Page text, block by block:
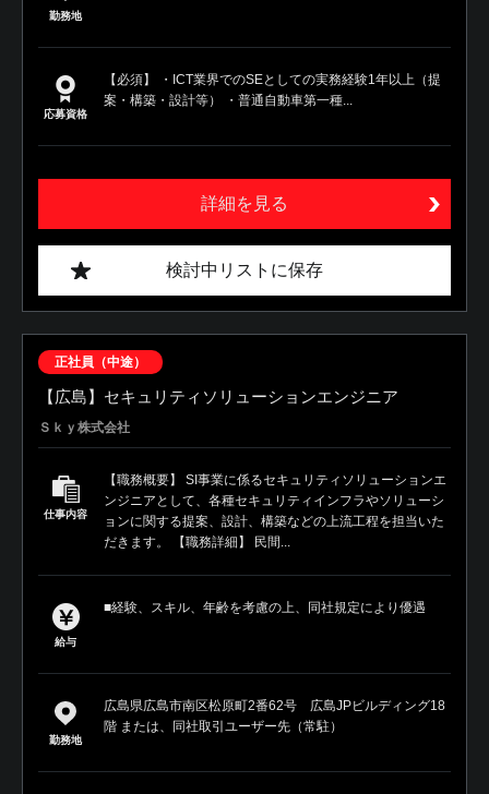
勤務地
応募資格
【必須】 ・ICT業界でのSEとしての実務経験1年以上（提
案・構築・設計等） ・普通自動車第一種...
詳細を見る
検討中リストに保存
正社員（中途）
【広島】セキュリティソリューションエンジニア
Ｓｋｙ株式会社
仕事内容
【職務概要】 SI事業に係るセキュリティソリューションエ
ンジニアとして、各種セキュリティインフラやソリューシ
ョンに関する提案、設計、構築などの上流工程を担当いた
だきます。 【職務詳細】 民間...
給与
■経験、スキル、年齢を考慮の上、同社規定により優遇
勤務地
広島県広島市南区松原町2番62号 広島JPビルディング18
階 または、同社取引ユーザー先（常駐）